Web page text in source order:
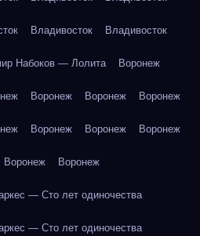
Владивосток Владивосток
Набоков — Лолита Воронеж
Воронеж Воронеж Воронеж
Воронеж Воронеж Воронеж
Воронеж Воронеж
— Сто лет одиночества
— Сто лет одиночества